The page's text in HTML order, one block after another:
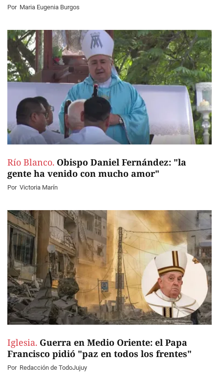
Por Maria Eugenia Burgos
Río Blanco. Obispo Daniel Fernández: "la
gente ha venido con mucho amor"
Por Victoria Marín
Iglesia. Guerra en Medio Oriente: el Papa
Francisco pidió "paz en todos los frentes"
Por Redacción de TodoJujuy